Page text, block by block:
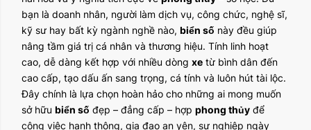
bạn là doanh nhân, người làm dịch vụ, công chức, nghệ sĩ,
kỹ sư hay bất kỳ ngành nghề nào, biển số này đều giúp
nâng tầm giá trị cá nhân và thương hiệu. Tính linh hoạt
cao, dễ dàng kết hợp với nhiều dòng xe từ bình dân đến
cao cấp, tạo dấu ấn sang trọng, cá tính và luôn hút tài lộc.
Đây chính là lựa chọn hoàn hảo cho những ai mong muốn
sở hữu biển số đẹp – đẳng cấp – hợp phong thủy để
công việc hanh thông, gia đạo an yên, sự nghiệp ngày